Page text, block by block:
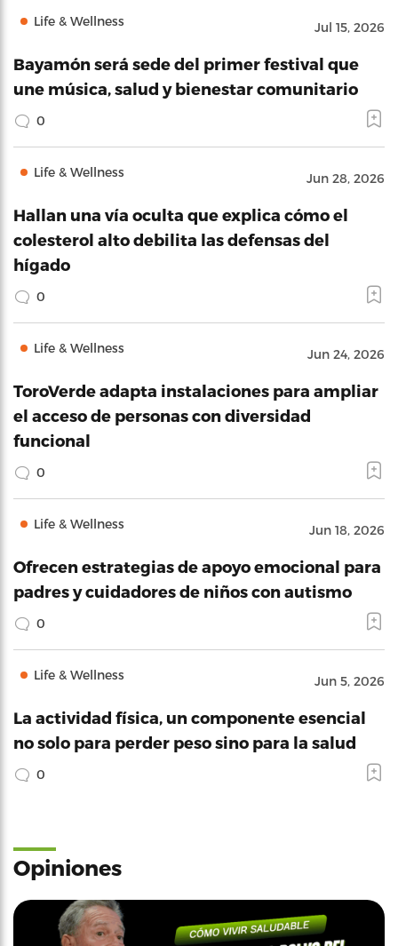
Life & Wellness Jul 15, 2026
Bayamón será sede del primer festival que
une música, salud y bienestar comunitario
0
Life & Wellness Jun 28, 2026
Hallan una vía oculta que explica cómo el
colesterol alto debilita las defensas del
hígado
0
Life & Wellness Jun 24, 2026
ToroVerde adapta instalaciones para ampliar
el acceso de personas con diversidad
funcional
0
Life & Wellness Jun 18, 2026
Ofrecen estrategias de apoyo emocional para
padres y cuidadores de niños con autismo
0
Life & Wellness Jun 5, 2026
La actividad física, un componente esencial
no solo para perder peso sino para la salud
0
Opiniones